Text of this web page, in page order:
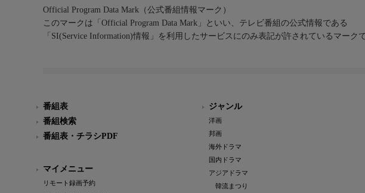
Official Program Data Mark（公式番組情報マーク）
このマークは「Official Program Data Mark」といい、テレビ番組の公式情報である
「SI(Service Information)情報」を利用したサービスにのみ表記が許されているマークで
番組表
番組検索
番組表・チラシPDF
マイメニュー
リモート録画予約
ジャンル
洋画
邦画
海外ドラマ
国内ドラマ
アジアドラマ
韓流まつり